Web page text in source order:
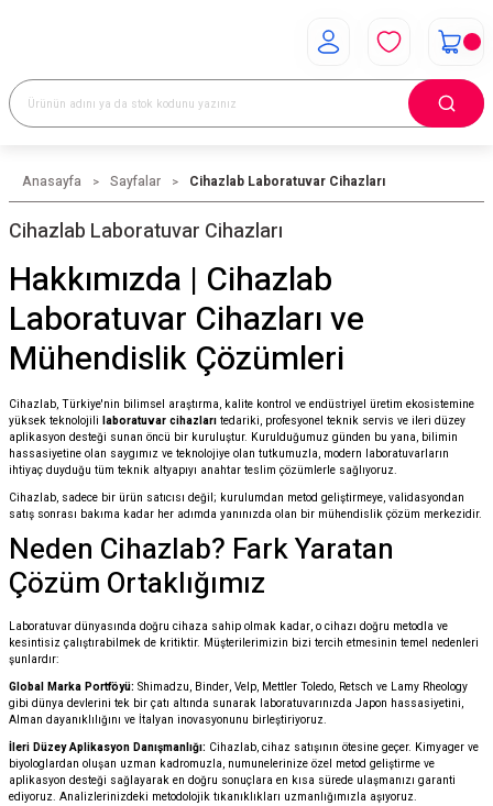
Anasayfa Sayfalar Cihazlab Laboratuvar Cihazları
Cihazlab Laboratuvar Cihazları
Hakkımızda | Cihazlab
Laboratuvar Cihazları ve
Mühendislik Çözümleri
Cihazlab, Türkiye'nin bilimsel araştırma, kalite kontrol ve endüstriyel üretim ekosistemine
yüksek teknolojili laboratuvar cihazları tedariki, profesyonel teknik servis ve ileri düzey
aplikasyon desteği sunan öncü bir kuruluştur. Kurulduğumuz günden bu yana, bilimin
hassasiyetine olan saygımız ve teknolojiye olan tutkumuzla, modern laboratuvarların
ihtiyaç duyduğu tüm teknik altyapıyı anahtar teslim çözümlerle sağlıyoruz.
Cihazlab, sadece bir ürün satıcısı değil; kurulumdan metod geliştirmeye, validasyondan
satış sonrası bakıma kadar her adımda yanınızda olan bir mühendislik çözüm merkezidir.
Neden Cihazlab? Fark Yaratan
Çözüm Ortaklığımız
Laboratuvar dünyasında doğru cihaza sahip olmak kadar, o cihazı doğru metodla ve
kesintisiz çalıştırabilmek de kritiktir. Müşterilerimizin bizi tercih etmesinin temel nedenleri
şunlardır:
Global Marka Portföyü: Shimadzu, Binder, Velp, Mettler Toledo, Retsch ve Lamy Rheology
gibi dünya devlerini tek bir çatı altında sunarak laboratuvarınızda Japon hassasiyetini,
Alman dayanıklılığını ve İtalyan inovasyonunu birleştiriyoruz.
İleri Düzey Aplikasyon Danışmanlığı: Cihazlab, cihaz satışının ötesine geçer. Kimyager ve
biyologlardan oluşan uzman kadromuzla, numunelerinize özel metod geliştirme ve
aplikasyon desteği sağlayarak en doğru sonuçlara en kısa sürede ulaşmanızı garanti
ediyoruz. Analizlerinizdeki metodolojik tıkanıklıkları uzmanlığımızla aşıyoruz.